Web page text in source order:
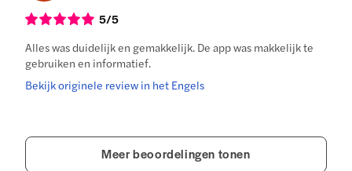
5/5
Alles was duidelijk en gemakkelijk. De app was makkelijk te
gebruiken en informatief.
Bekijk originele review in het Engels
Meer beoordelingen tonen